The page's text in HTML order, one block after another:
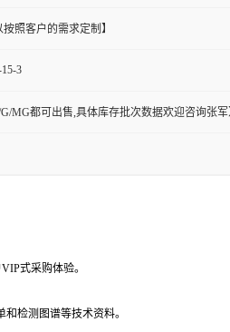
按照客户的需求定制】
3
G/MG都可出售,具体库存批次数据欢迎咨询张
式采购体验。
检测图谱等技术资料。